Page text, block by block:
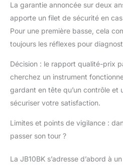
La garantie annoncée sur deux
apporte un filet de sécurité en
Pour une première basse, cela
toujours les réflexes pour
Décision : le rapport qualité-prix
cherchez un instrument
gardant en tête qu’un contrôle et
sécuriser votre satisfaction.
Limites et points de vigilance :
passer son tour ?
La JB10BK s’adresse d’abord à